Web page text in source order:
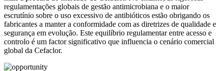
regulamentações globais de gestão antimicrobiana e o maior
escrutínio sobre o uso excessivo de antibióticos estão obrigando os
fabricantes a manter a conformidade com as diretrizes de qualidade e
segurança em evolução. Este equilíbrio regulamentar entre acesso e
controlo é um factor significativo que influencia o cenário comercial
global da Cefaclor.